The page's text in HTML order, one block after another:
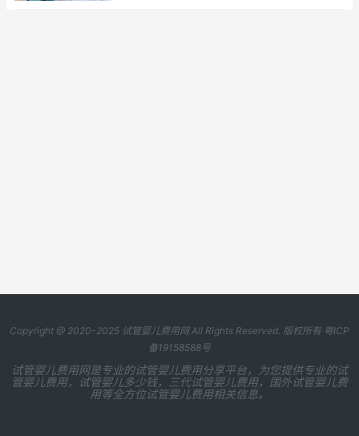
Copyright @ 2020-2025 试管婴儿费用网All Rights Reserved. 版权所有 粤ICP
备19158588号
试管婴儿费用网是专业的试管婴儿费用分享平台，为您提供专业的试
管婴儿费用，试管婴儿多少钱，三代试管婴儿费用，国外试管婴儿费
用等全方位试管婴儿费用相关信息。